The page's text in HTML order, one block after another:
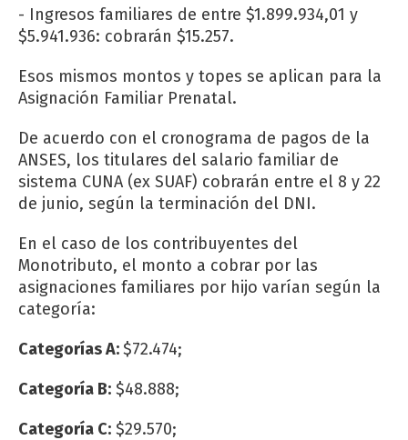
- Ingresos familiares de entre $1.899.934,01 y
$5.941.936: cobrarán $15.257.
Esos mismos montos y topes se aplican para la
Asignación Familiar Prenatal.
De acuerdo con el cronograma de pagos de la
ANSES, los titulares del salario familiar de
sistema CUNA (ex SUAF) cobrarán entre el 8 y 22
de junio, según la terminación del DNI.
En el caso de los contribuyentes del
Monotributo, el monto a cobrar por las
asignaciones familiares por hijo varían según la
categoría:
Categorías A:$72.474;
Categoría B: $48.888;
Categoría C: $29.570;